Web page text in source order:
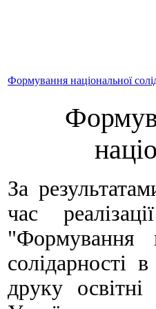
Формування національної
За
час
"Формування
солідарності
друку